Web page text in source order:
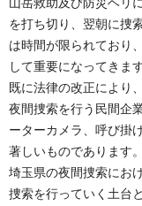
を打ち切り、翌朝に捜
は時間が限られており
して重要になってきます
既に法律の改正により
夜間捜索を行う民間企
ーターカメラ、呼び掛
著しいものであります。
埼玉県の夜間捜索にお
捜索を行っていく土台